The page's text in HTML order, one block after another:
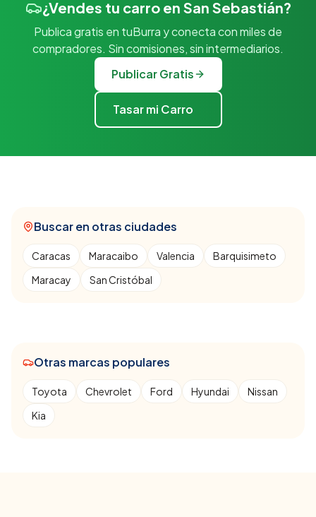
¿Vendes tu carro en San Sebastián?
Publica gratis en tuBurra y conecta con miles de
compradores. Sin comisiones, sin intermediarios.
Publicar Gratis
Tasar mi Carro
Buscar en otras ciudades
Caracas Maracaibo Valencia
Barquisimeto
Maracay
San Cristóbal
Otras marcas populares
Toyota Chevrolet Ford Hyundai
Nissan
Kia